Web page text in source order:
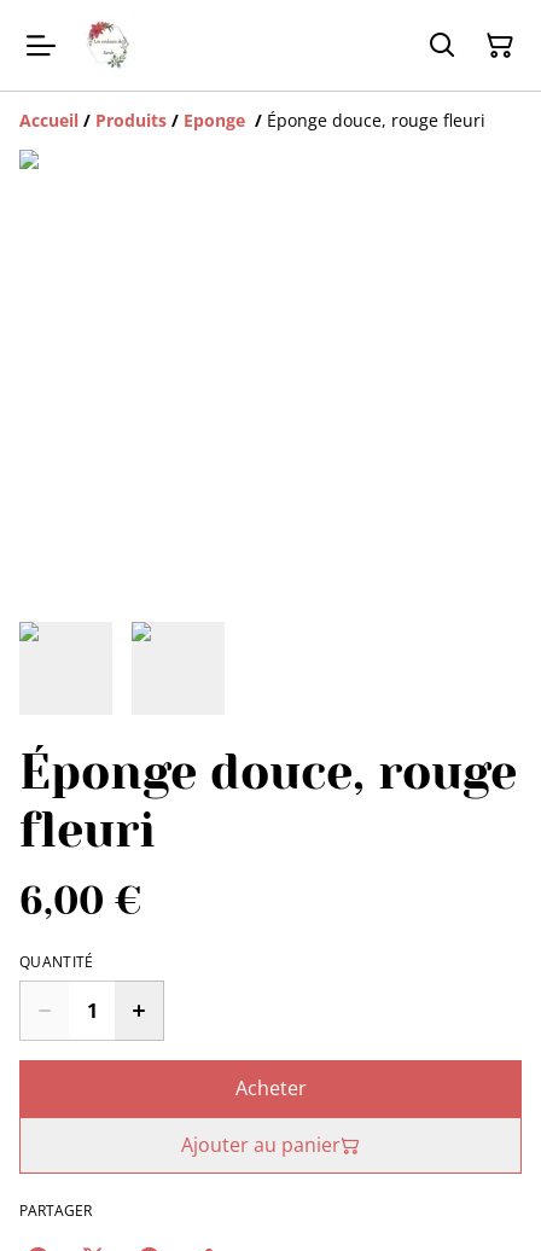
Accueil / Produits / Eponge / Éponge douce, rouge fleuri
Éponge douce, rouge
fleuri
6,00 €
QUANTITÉ
Acheter
Ajouter au panier
PARTAGER